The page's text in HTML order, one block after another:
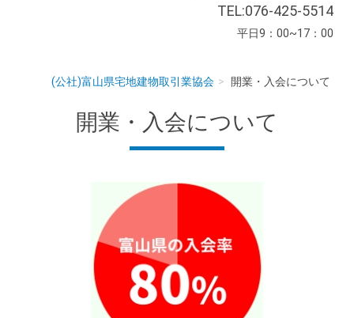
TEL:076-425-5514
平日9：00~17：00
(公社)富山県宅地建物取引業協会 開業・入会について
開業・入会について